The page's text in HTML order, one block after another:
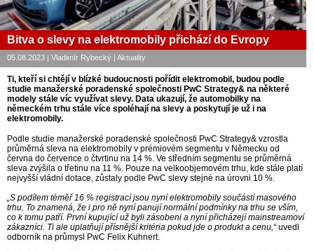
Bitva o slevy na elektromobily přichází do Evropy
05.08.2023 | Vladimír Rybecký | Aktuality
Ti, kteří si chtějí v blízké budoucnosti pořídit elektromobil, budou podle
studie manažerské poradenské společnosti PwC Strategy& na některé
modely stále víc využívat slevy. Data ukazují, že automobilky na
německém trhu stále více spoléhají na slevy a poskytují je už i na
elektromobily.
Podle studie manažerské poradenské společnosti PwC Strategy& vzrostla
průměrná sleva na elektromobily v prémiovém segmentu v Německu od
června do července o čtvrtinu na 14 %. Ve středním segmentu se průměrná
sleva zvýšila o třetinu na 11 %. Pouze na velkoobjemovém trhu, kde stále platí
nejvyšší vládní dotace, zůstaly podle PwC slevy stejné na úrovni 10 %.
„S podílem téměř 16 % registrací jsou nyní elektromobily součástí masového
trhu. To znamená, že i pro ně nyní panují normální podmínky na trhu se vším,
co k tomu patří. První kupující už byli zásobeni a nyní přicházejí mainstreamoví
zákazníci. Ti ale uplatňují přísnější kritéria pokud jde o produkt a cenu,“uvedl
odborník na průmysl PwC Felix Kuhnert.